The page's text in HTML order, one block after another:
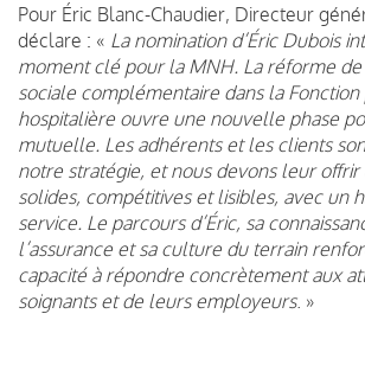
Pour Éric Blanc-Chaudier, Directeur
déclare : « La nomination d’Éric Dubois
moment clé pour la MNH. La réforme
sociale complémentaire dans la
hospitalière ouvre une nouvelle phase
mutuelle. Les adhérents et les clients
notre stratégie, et nous devons leur offrir
solides, compétitives et lisibles, avec un
service. Le parcours d’Éric, sa
l’assurance et sa culture du terrain
capacité à répondre concrètement aux
soignants et de leurs employeurs. »